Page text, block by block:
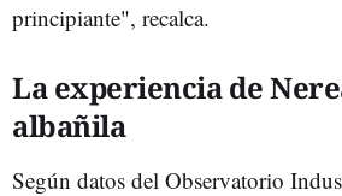
principiante", recalca.
La experiencia de
albañila
Según datos del Observatorio